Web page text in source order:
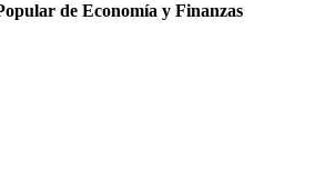
de Economía y Finanzas